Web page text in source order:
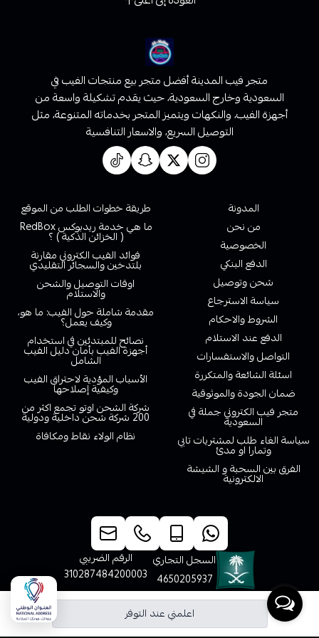
اعلمني عند التوفر
متجر فيب المدينة أفضل متجر بيع منتجات الفيب في
السعودية وخارج السعودية، حيث يقدم تشكيلة واسعة من
أجهزة الفيب، والنكهات ويتميز المتجر بخدماته المتنوعة، مثل
التوصيل السريع، والاسعار التنافسية
المدونة
من نحن
الخصوصية
الدفع البنكي
شحن وتوصيل
سياسة الاسترجاع
الشروط والاحكام
الدفع عند الاستلام
التواصل والاستفسارات
اسئلة الشائعة والمتكررة
ضمان الجودة والموثوقية
متجر فيب الكتروني جملة في
السعودية
سياسة الغاء طلب لمشتريات تابي
وتمارا او مدئ
الفرق بين السحبة و الشيشة
الالكترونية
طريقة خطوات الطلب من الموقع
ما هي خدمة ريدبوكس RedBox
( الخزائن الذكية ) ؟
فوائد الفيب الكتروني مقارنة
بلتدخين والسجائر التقليدي
اوقات التوصيل والشحن
والاستلام
مقدمة شاملة حول الفيب: ما هو،
وكيف يعمل؟
نصائح للمبتدئين في استخدام
أجهزة الفيب بأمان دليل الفيب
الشامل
الأسباب المؤدية لاحتراق الفيب
وكيفية إصلاحها
شركة الشحن اوتو تجمع اكثر من
200 شركة شحن داخلية ودولية
نظام الولاء نقاط ومكافاة
السجل التجاري
4650205937
الرقم الضريبي
310287484200003